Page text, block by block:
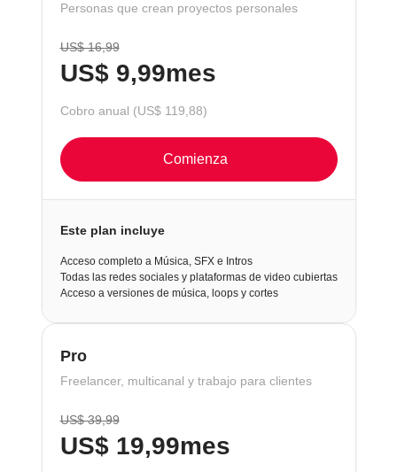
Personas que crean proyectos personales
US$ 16,99
US$ 9,99mes
Cobro anual (US$ 119,88)
Comienza
Este plan incluye
Acceso completo a Música, SFX e Intros
Todas las redes sociales y plataformas de video cubiertas
Acceso a versiones de música, loops y cortes
Pro
Freelancer, multicanal y trabajo para clientes
US$ 39,99
US$ 19,99mes